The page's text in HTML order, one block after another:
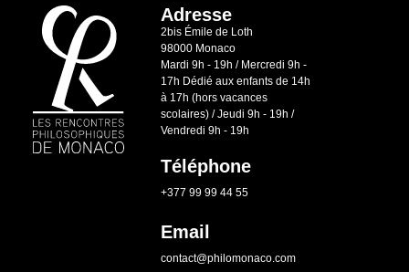
Adresse
2bis Émile de Loth
98000 Monaco
Mardi 9h - 19h / Mercredi 9h -
17h Dédié aux enfants de 14h
à 17h (hors vacances
scolaires) / Jeudi 9h - 19h /
Vendredi 9h - 19h
Téléphone
+377 99 99 44 55
Email
contact@philomonaco.com